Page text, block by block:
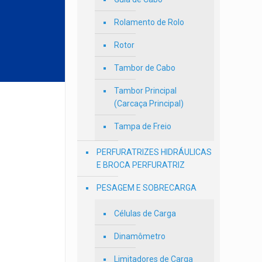
Rolamento de Rolo
Rotor
Tambor de Cabo
Tambor Principal
(Carcaça Principal)
Tampa de Freio
PERFURATRIZES HIDRÁULICAS
E BROCA PERFURATRIZ
PESAGEM E SOBRECARGA
Células de Carga
Dinamômetro
Limitadores de Carga